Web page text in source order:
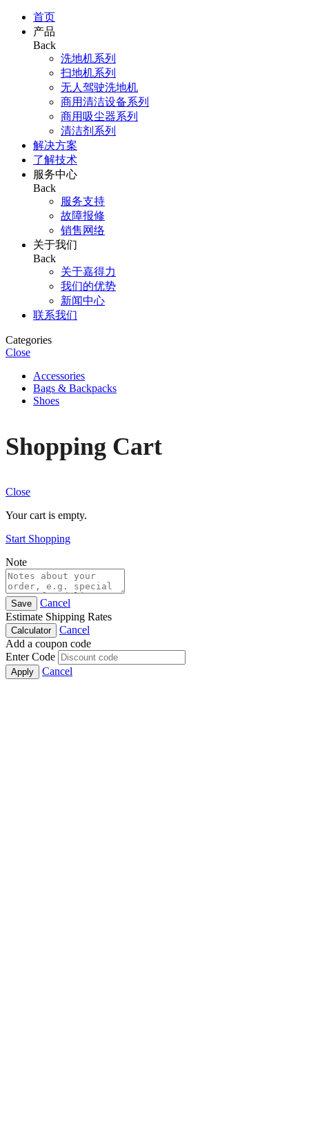
首页
产品
Back
洗地机系列
扫地机系列
无人驾驶洗地机
商用清洁设备系列
商用吸尘器系列
清洁剂系列
解决方案
了解技术
服务中心
Back
服务支持
故障报修
销售网络
关于我们
Back
关于嘉得力
我们的优势
新闻中心
联系我们
Categories
Close
Accessories
Bags & Backpacks
Shoes
Shopping Cart
Close
Your cart is empty.
Start Shopping
Note
Save
Cancel
Estimate Shipping Rates
Calculator
Cancel
Add a coupon code
Enter Code
Apply Cancel